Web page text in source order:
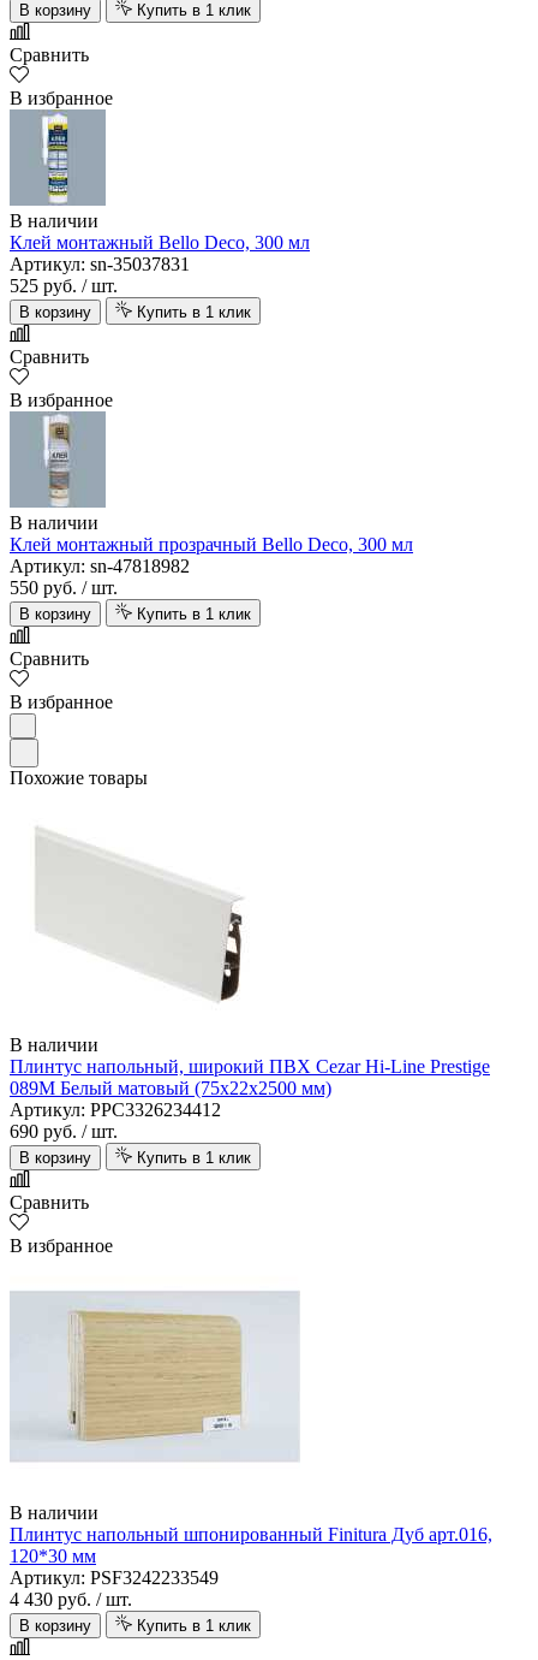
В корзину Купить в 1 клик
Сравнить
В избранное
В наличии
Клей монтажный Bello Deco, 300 мл
Артикул: sn-35037831
525 руб. / шт.
В корзину Купить в 1 клик
Сравнить
В избранное
В наличии
Клей монтажный прозрачный Bello Deco, 300 мл
Артикул: sn-47818982
550 руб. / шт.
В корзину Купить в 1 клик
Сравнить
В избранное
Похожие товары
В наличии
Плинтус напольный, широкий ПВХ Cezar Hi-Line Prestige
089M Белый матовый (75х22х2500 мм)
Артикул: PPC3326234412
690 руб. / шт.
В корзину Купить в 1 клик
Сравнить
В избранное
В наличии
Плинтус напольный шпонированный Finitura Дуб арт.016,
120*30 мм
Артикул: PSF3242233549
4 430 руб. / шт.
В корзину Купить в 1 клик